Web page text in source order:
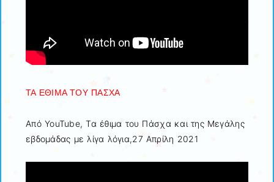
ΤΑ ΕΘΙΜΑ ΤΟΥ ΠΑΣΧΑ
Από YouTube, Τα έθιμα του Πάσχα και της Μεγάλης
εβδομάδας με λίγα λόγια,27 Aπρίλη 2021